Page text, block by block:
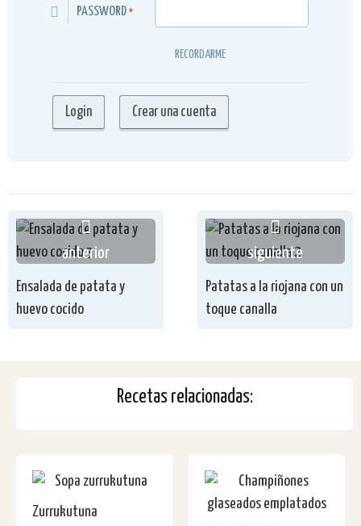
PASSWORD *
RECORDARME
anterior
Ensalada de patata y
huevo cocido
siguiente
Patatas a la riojana con un
toque canalla
Recetas relacionadas:
Zurrukutuna